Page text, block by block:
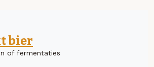
bier
of fermentaties